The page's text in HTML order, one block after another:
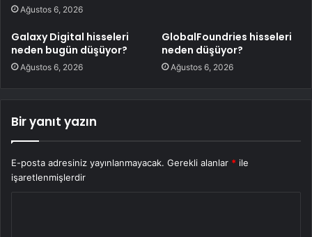
Ağustos 6, 2026
Galaxy Digital hisseleri
neden bugün düşüyor?
Ağustos 6, 2026
GlobalFoundries hisseleri
neden düşüyor?
Ağustos 6, 2026
Bir yanıt yazın
E-posta adresiniz yayınlanmayacak. Gerekli alanlar * ile
işaretlenmişlerdir